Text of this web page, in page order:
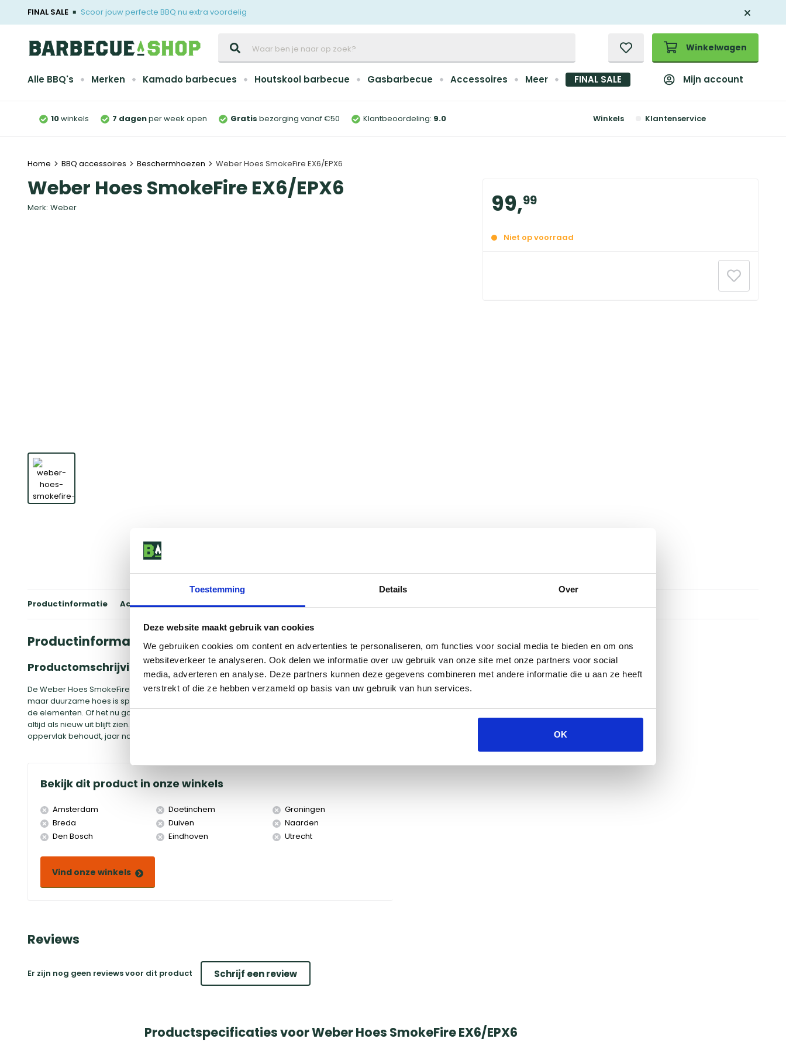
Toestemming Details Over
Deze website maakt gebruik van cookies
We gebruiken cookies om content en advertenties te personaliseren, om functies voor social media te bieden en om ons
websiteverkeer te analyseren. Ook delen we informatie over uw gebruik van onze site met onze partners voor social
media, adverteren en analyse. Deze partners kunnen deze gegevens combineren met andere informatie die u aan ze heeft
verstrekt of die ze hebben verzameld op basis van uw gebruik van hun services.
OK
FINAL SALE Scoor jouw perfecte BBQ nu extra voordelig
Winkelwagen
Alle BBQ's Merken Kamado barbecues Houtskool barbecue Gasbarbecue Accessoires Meer FINAL SALE Mijn account
10winkels 7 dagenper week open Gratis bezorging vanaf €50 Klantbeoordeling: 9.0 Winkels Klantenservice
Home BBQ accessoires Beschermhoezen Weber Hoes SmokeFire EX6/EPX6
Weber Hoes SmokeFire EX6/EPX6
Merk: Weber 99,99
Niet op voorraad
Productinformatie Accessoires Winkels Reviews Specificaties
Productinformatie
Productomschrijving
De Weber Hoes SmokeFire EX6/EPX6 is een essentieel accessoire voor elke barbecue-liefhebber. Deze lichte
maar duurzame hoes is speciaal ontworpen om je Weber SmokeFire EX6/ EPX6 barbecue te beschermen tegen
de elementen. Of het nu gaat om regen, sneeuw, hagel of zonneschijn, deze hoes zorgt ervoor dat je barbecue er
altijd als nieuw uit blijft zien. Het waterbestendige materiaal zorgt ervoor dat je barbecue zijn schone, glanzende
oppervlak behoudt, jaar na jaar.
Bekijk dit product in onze winkels
Amsterdam
Breda
Den Bosch
Doetinchem
Duiven
Eindhoven
Groningen
Naarden
Utrecht
Vind onze winkels
Reviews
Er zijn nog geen reviews voor dit product Schrijf een review
Productspecificaties voor Weber Hoes SmokeFire EX6/EPX6